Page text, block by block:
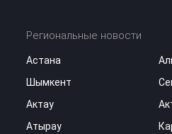
Региональные новости
Астана
Шымкент
Актау
Атырау